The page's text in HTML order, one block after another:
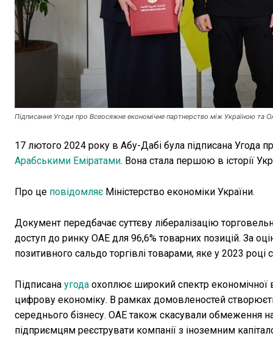
Підписання Угоди про Всеосяжне економічне партнерство між Україною та
17 лютого 2024 року в Абу-Дабі була підписана Угода
Арабськими Еміратами. Вона стала першою в історії
Про це повідомляє Міністерство економіки України.
Документ передбачає суттєву лібералізацію
доступ до ринку ОАЕ для 96,6% товарних позицій. За
позитивного сальдо торгівлі товарами, яке у 2023
Підписана угода охоплює широкий спектр економічної
цифрову економіку. В рамках домовленостей
середнього бізнесу. ОАЕ також скасували обмеження
підприємцям реєструвати компанії з іноземним